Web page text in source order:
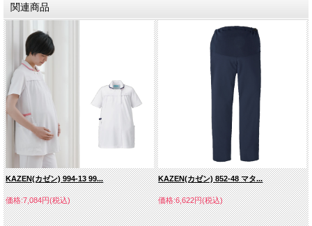
関連商品
KAZEN(カゼン) 994-13 99...
価格:7,084円(税込)
KAZEN(カゼン) 852-48 マタ...
価格:6,622円(税込)